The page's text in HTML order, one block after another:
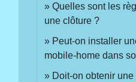
Quelles sont les
une clôture ?
Peut-on installer
mobile-home dans
Doit-on obtenir